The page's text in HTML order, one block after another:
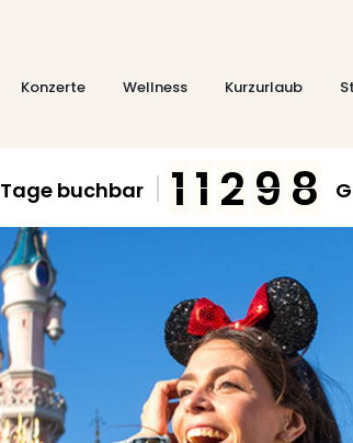
Konzerte Wellness Kurzurlaub
Tage buchbar 1 1 2 9 8